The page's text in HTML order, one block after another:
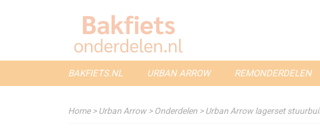
BAKFIETS.NL URBAN ARROW REMONDERDELEN
Home>Urban Arrow> Onderdelen >Urban Arrow lagerset